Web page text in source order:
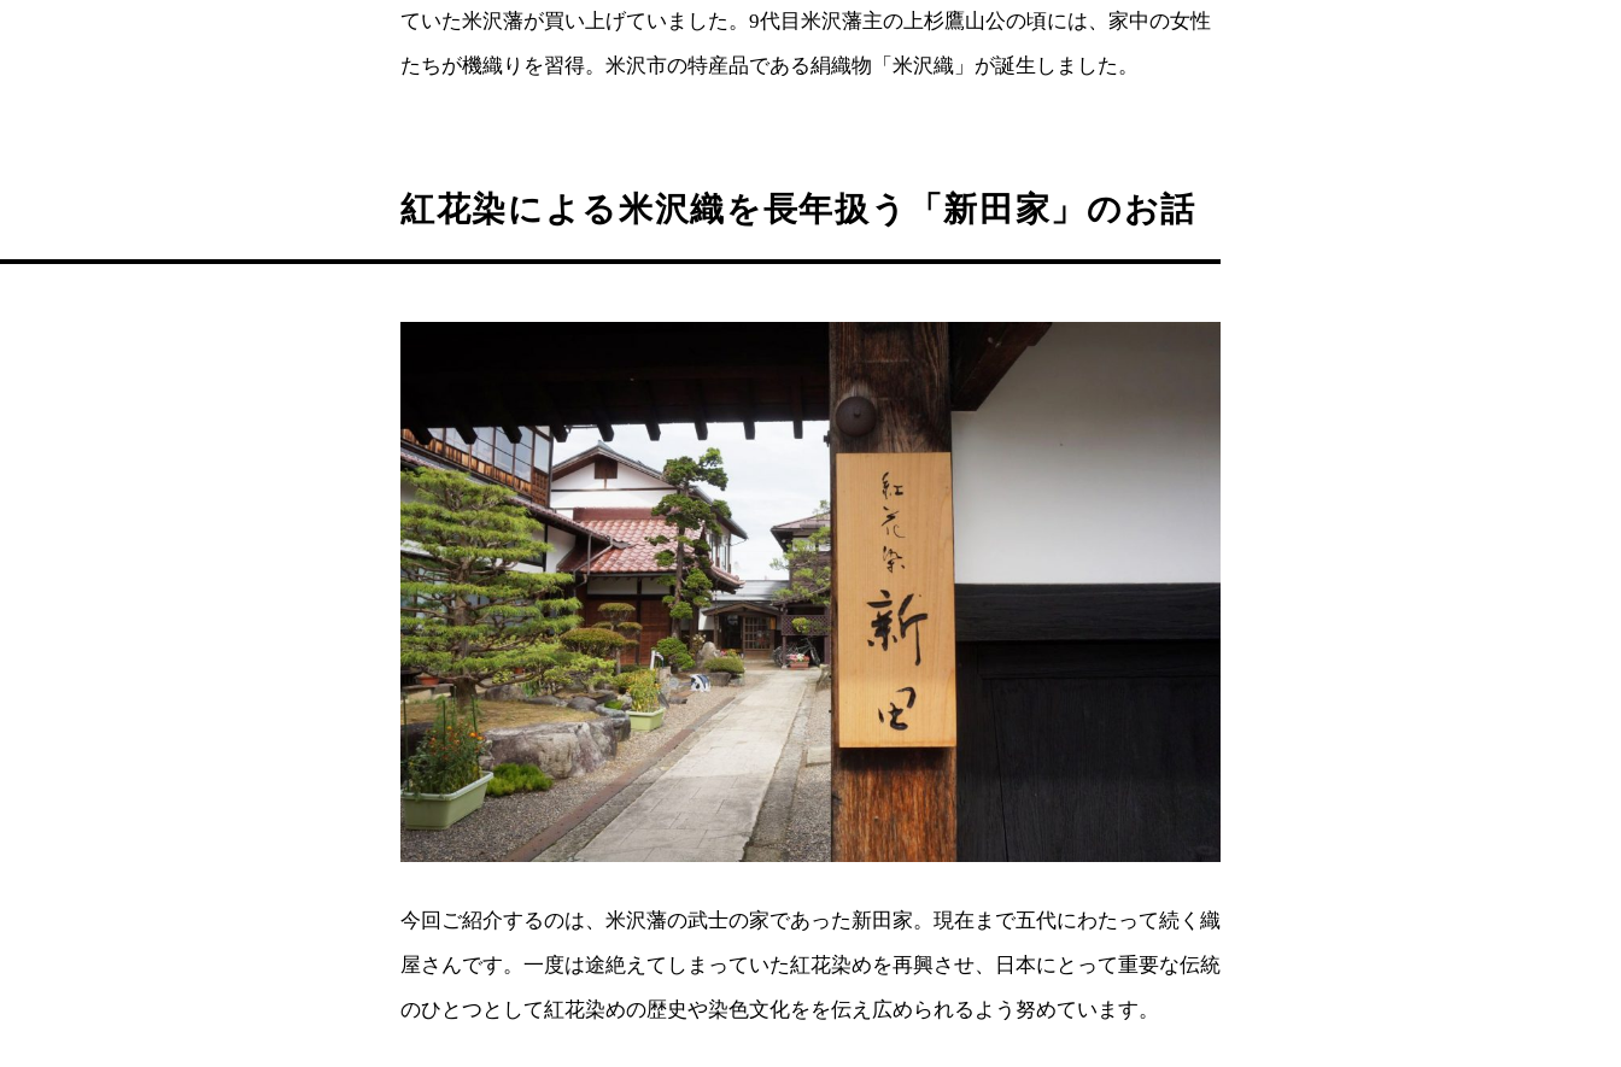
ていた米沢藩が買い上げていました。9代目米沢藩主の上杉鷹山公の頃には、家中の女性
たちが機織りを習得。米沢市の特産品である絹織物「米沢織」が誕生しました。
紅花染による米沢織を長年扱う「新田家」のお話
今回ご紹介するのは、米沢藩の武士の家であった新田家。現在まで五代にわたって続く織
屋さんです。一度は途絶えてしまっていた紅花染めを再興させ、日本にとって重要な伝統
のひとつとして紅花染めの歴史や染色文化をを伝え広められるよう努めています。